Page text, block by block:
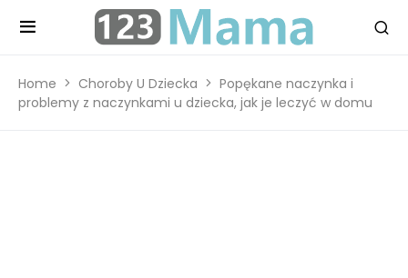
Home Choroby U Dziecka
Popękane naczynka i
problemy z naczynkami u dziecka, jak je leczyć w domu